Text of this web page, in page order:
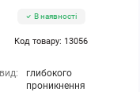
В наявності
Код товару: 13056
глибокого
проникнення